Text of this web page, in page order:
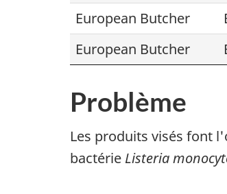
European Butcher
European Butcher
Problème
Les produits visés font
bactérie Listeria